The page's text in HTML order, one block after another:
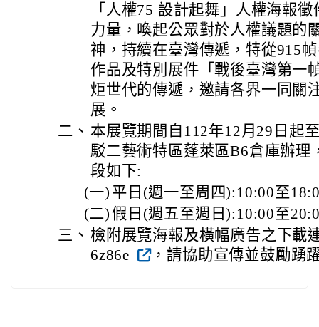
「人權75 設計起舞」人權海報
力量，喚起公眾對於人權議題的
神，持續在臺灣傳遞，特從915
作品及特別展件「戰後臺灣第一
炬世代的傳遞，邀請各界一同關
展。
二、 本展覽期間自112年12月29日起
駁二藝術特區蓬萊區B6倉庫辦理
段如下:
(一) 平日(週一至周四):10:00至
(二)假日(週五至週日):10:00至
三、 檢附展覽海報及橫幅廣告之下載
6z86e
，請協助宣傳並鼓勵踴